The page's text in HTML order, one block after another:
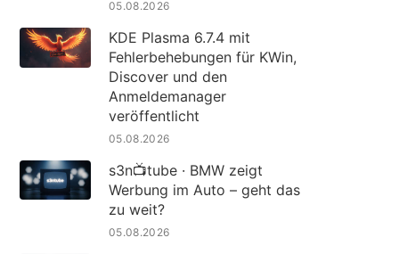
05.08.2026
KDE Plasma 6.7.4 mit
Fehlerbehebungen für KWin,
Discover und den
Anmeldemanager
veröffentlicht
05.08.2026
s3n📺tube · BMW zeigt
Werbung im Auto – geht das
zu weit?
05.08.2026